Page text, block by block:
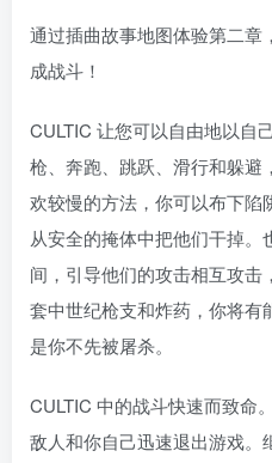
通过插曲故事地图体验第二章
成战斗！
CULTIC 让您可以自由地以自
枪、奔跑、跳跃、滑行和躲
欢较慢的方法，你可以布下
从安全的掩体中把他们干掉。
间，引导他们的攻击相互攻
套中世纪枪支和炸药，你将
是你不先被屠杀。
CULTIC 中的战斗快速而致命
敌人和你自己迅速退出游戏。